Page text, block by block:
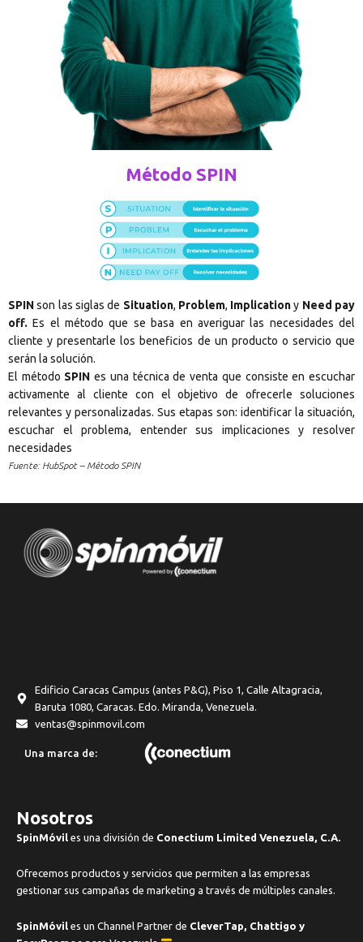
Método SPIN
SPINson las siglas de Situation, Problem, Implicationy Need pay
off. Es el método que se basa en averiguar las necesidades del
cliente y presentarle los beneficios de un producto o servicio que
serán la solución.
El método SPIN es una técnica de venta que consiste en escuchar
activamente al cliente con el objetivo de ofrecerle soluciones
relevantes y personalizadas. Sus etapas son: identificar la situación,
escuchar el problema, entender sus implicaciones y resolver
necesidades
Fuente: HubSpot – Método SPIN
Edificio Caracas Campus (antes P&G), Piso 1, Calle Altagracia,
Baruta 1080, Caracas. Edo. Miranda, Venezuela.
ventas@spinmovil.com
Una marca de:
Nosotros
SpinMóvil es una división de Conectium Limited Venezuela, C.A.
Ofrecemos productos y servicios que permiten a las empresas
gestionar sus campañas de marketing a través de múltiples canales.
SpinMóvil es un Channel Partner de CleverTap, Chattigo y